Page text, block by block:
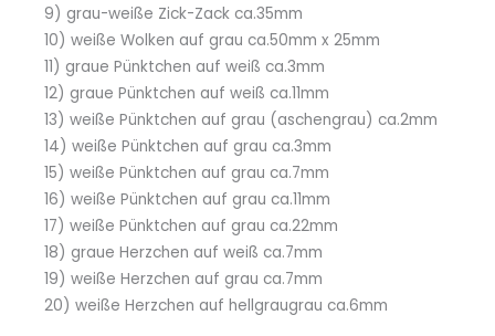
9) grau-weiße Zick-Zack ca.35mm
10) weiße Wolken auf grau ca.50mm x 25mm
11) graue Pünktchen auf weiß ca.3mm
12) graue Pünktchen auf weiß ca.11mm
13) weiße Pünktchen auf grau (aschengrau) ca.2mm
14) weiße Pünktchen auf grau ca.3mm
15) weiße Pünktchen auf grau ca.7mm
16) weiße Pünktchen auf grau ca.11mm
17) weiße Pünktchen auf grau ca.22mm
18) graue Herzchen auf weiß ca.7mm
19) weiße Herzchen auf grau ca.7mm
20) weiße Herzchen auf hellgraugrau ca.6mm